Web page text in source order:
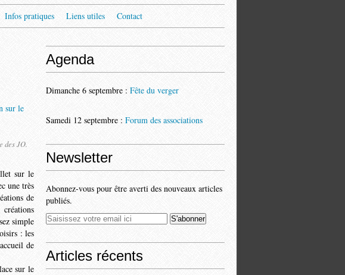
Infos pratiques Liens utiles Contact
des JO.
sur le
une très
de
simple
: les
de
sur le
Agenda
Dimanche 6 septembre : Fête du verger
Samedi 12 septembre : Forum des associations
Newsletter
Abonnez-vous pour être averti des nouveaux articles
publiés.
Articles récents